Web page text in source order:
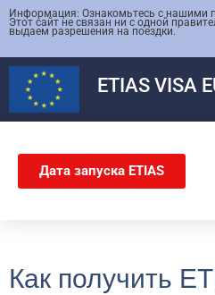
Информация: Ознакомьтесь с нашими
Этот сайт не связан ни с одной
выдаем разрешения на поездки.
ETIASVISA
Дата запуска ETIAS
Как получить